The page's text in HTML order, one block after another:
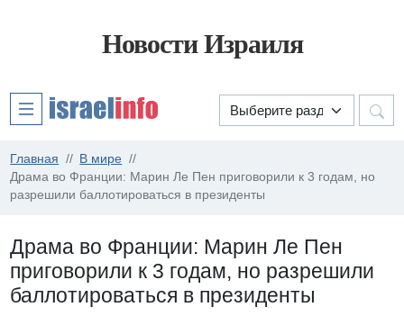
Новости Израиля
Главная
В мире
Драма во Франции: Марин Ле Пен приговорили к 3 годам, но
разрешили баллотироваться в президенты
Драма во Франции: Марин Ле Пен
приговорили к 3 годам, но разрешили
баллотироваться в президенты